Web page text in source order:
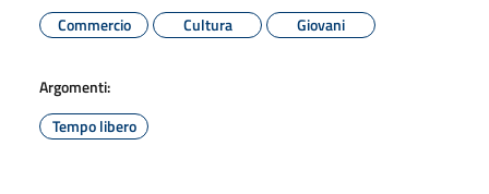
Commercio
Cultura Giovani
Argomenti:
Tempo libero